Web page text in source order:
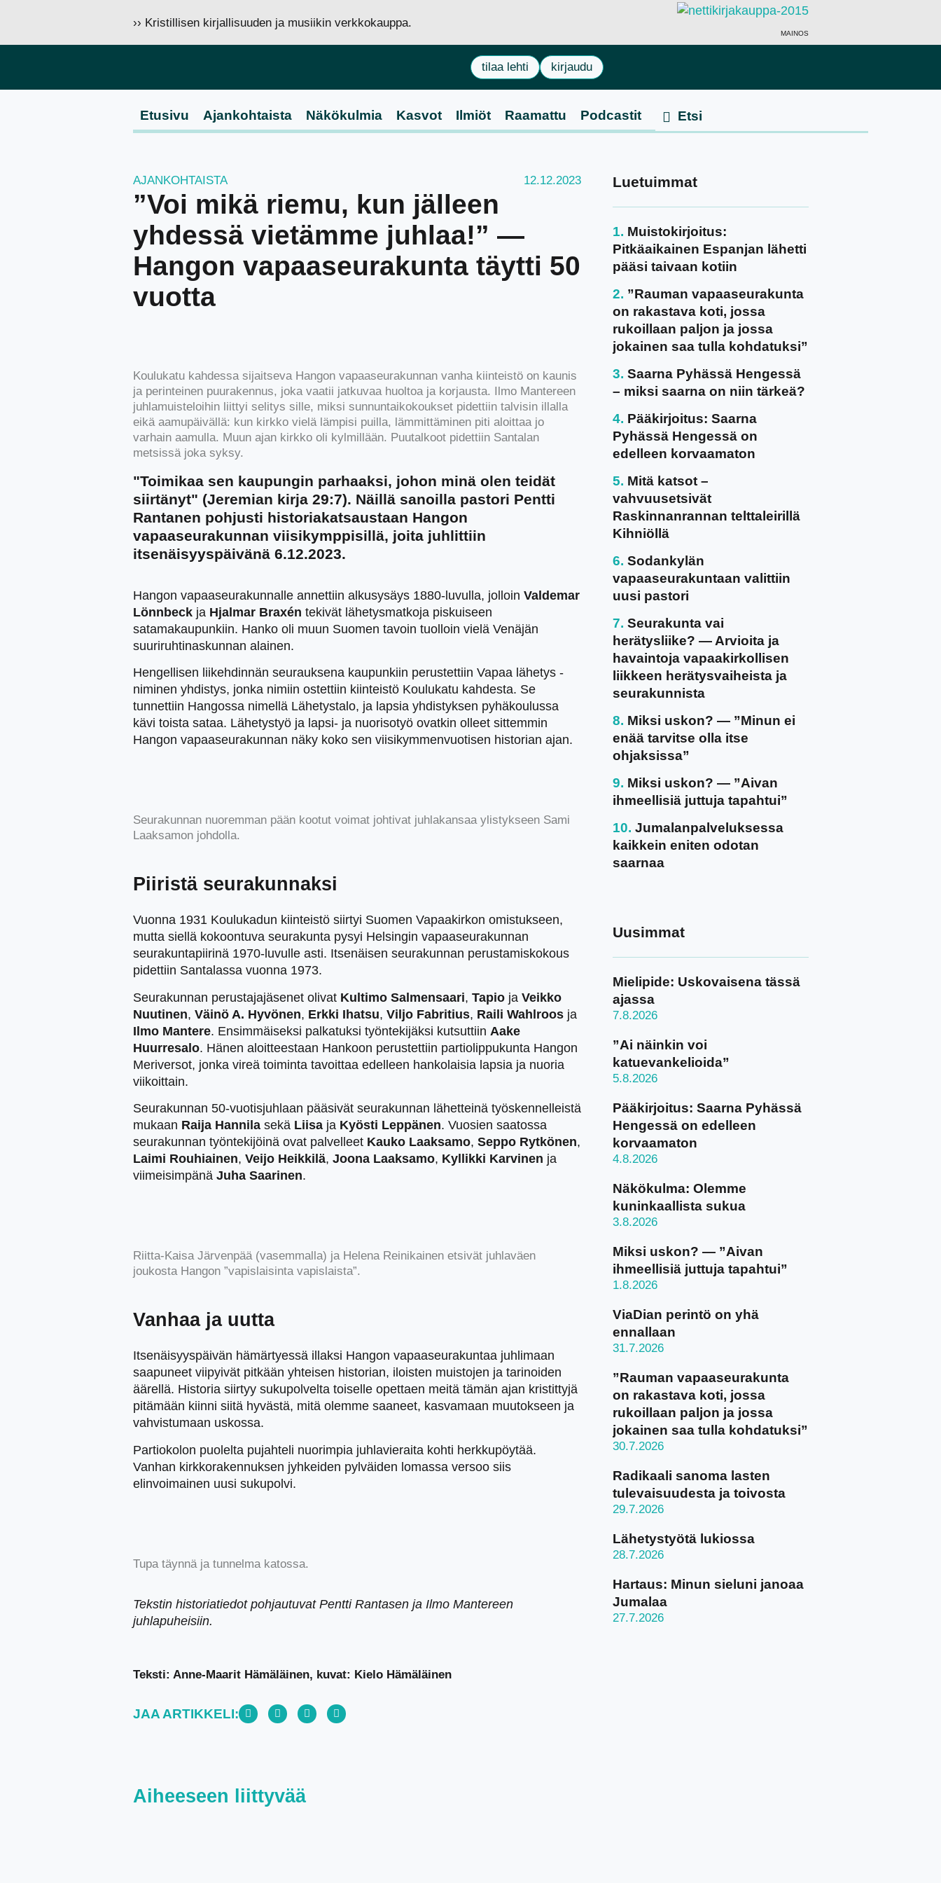
›› Kristillisen kirjallisuuden ja musiikin verkkokauppa.
MAINOS
tilaa lehti kirjaudu
Etusivu Ajankohtaista Näkökulmia Kasvot Ilmiöt Raamattu Podcastit
AJANKOHTAISTA 12.12.2023
”Voi mikä riemu, kun jälleen
yhdessä vietämme juhlaa!” —
Hangon vapaaseurakunta täytti 50
vuotta
Koulukatu kahdessa sijaitseva Hangon vapaaseurakunnan vanha kiinteistö on kaunis
ja perinteinen puurakennus, joka vaatii jatkuvaa huoltoa ja korjausta. Ilmo Mantereen
juhlamuisteloihin liittyi selitys sille, miksi sunnuntaikokoukset pidettiin talvisin illalla
eikä aamupäivällä: kun kirkko vielä lämpisi puilla, lämmittäminen piti aloittaa jo
varhain aamulla. Muun ajan kirkko oli kylmillään. Puutalkoot pidettiin Santalan
metsissä joka syksy.
"Toimikaa sen kaupungin parhaaksi, johon minä olen teidät
siirtänyt" (Jeremian kirja 29:7). Näillä sanoilla pastori Pentti
Rantanen pohjusti historiakatsaustaan Hangon
vapaaseurakunnan viisikymppisillä, joita juhlittiin
itsenäisyyspäivänä 6.12.2023.
Hangon vapaaseurakunnalle annettiin alkusysäys 1880-luvulla, jolloin Valdemar
Lönnbeckja Hjalmar Braxén tekivät lähetysmatkoja piskuiseen
satamakaupunkiin. Hanko oli muun Suomen tavoin tuolloin vielä Venäjän
suuriruhtinaskunnan alainen.
Hengellisen liikehdinnän seurauksena kaupunkiin perustettiin Vapaa lähetys -
niminen yhdistys, jonka nimiin ostettiin kiinteistö Koulukatu kahdesta. Se
tunnettiin Hangossa nimellä Lähetystalo, ja lapsia yhdistyksen pyhäkoulussa
kävi toista sataa. Lähetystyö ja lapsi- ja nuorisotyö ovatkin olleet sittemmin
Hangon vapaaseurakunnan näky koko sen viisikymmenvuotisen historian ajan.
Seurakunnan nuoremman pään kootut voimat johtivat juhlakansaa ylistykseen Sami
Laaksamon johdolla.
Piiristä seurakunnaksi
Vuonna 1931 Koulukadun kiinteistö siirtyi Suomen Vapaakirkon omistukseen,
mutta siellä kokoontuva seurakunta pysyi Helsingin vapaaseurakunnan
seurakuntapiirinä 1970-luvulle asti. Itsenäisen seurakunnan perustamiskokous
pidettiin Santalassa vuonna 1973.
Seurakunnan perustajajäsenet olivat Kultimo Salmensaari, Tapio jaVeikko
Nuutinen, Väinö A. Hyvönen, Erkki Ihatsu, Viljo Fabritius, Raili Wahlroosja
Ilmo Mantere. Ensimmäiseksi palkatuksi työntekijäksi kutsuttiin Aake
Huurresalo. Hänen aloitteestaan Hankoon perustettiin partiolippukunta Hangon
Meriversot, jonka vireä toiminta tavoittaa edelleen hankolaisia lapsia ja nuoria
viikoittain.
Seurakunnan 50-vuotisjuhlaan pääsivät seurakunnan lähetteinä työskennelleistä
mukaan Raija Hannila sekä Liisaja Kyösti Leppänen. Vuosien saatossa
seurakunnan työntekijöinä ovat palvelleet Kauko Laaksamo, Seppo Rytkönen,
Laimi Rouhiainen, Veijo Heikkilä, Joona Laaksamo, Kyllikki Karvinen ja
viimeisimpänä Juha Saarinen.
Riitta-Kaisa Järvenpää (vasemmalla) ja Helena Reinikainen etsivät juhlaväen
joukosta Hangon ”vapislaisinta vapislaista”.
Vanhaa ja uutta
Itsenäisyyspäivän hämärtyessä illaksi Hangon vapaaseurakuntaa juhlimaan
saapuneet viipyivät pitkään yhteisen historian, iloisten muistojen ja tarinoiden
äärellä. Historia siirtyy sukupolvelta toiselle opettaen meitä tämän ajan kristittyjä
pitämään kiinni siitä hyvästä, mitä olemme saaneet, kasvamaan muutokseen ja
vahvistumaan uskossa.
Partiokolon puolelta pujahteli nuorimpia juhlavieraita kohti herkkupöytää.
Vanhan kirkkorakennuksen jyhkeiden pylväiden lomassa versoo siis
elinvoimainen uusi sukupolvi.
Tupa täynnä ja tunnelma katossa.
Tekstin historiatiedot pohjautuvat Pentti Rantasen ja Ilmo Mantereen
juhlapuheisiin.
Teksti: Anne-Maarit Hämäläinen, kuvat: Kielo Hämäläinen
JAA ARTIKKELI:
Aiheeseen liittyvää
Luetuimmat
Muistokirjoitus:
Pitkäaikainen Espanjan lähetti
pääsi taivaan kotiin
”Rauman vapaaseurakunta
on rakastava koti, jossa
rukoillaan paljon ja jossa
jokainen saa tulla kohdatuksi”
Saarna Pyhässä Hengessä
– miksi saarna on niin tärkeä?
Pääkirjoitus: Saarna
Pyhässä Hengessä on
edelleen korvaamaton
Mitä katsot –
vahvuusetsivät
Raskinnanrannan telttaleirillä
Kihniöllä
Sodankylän
vapaaseurakuntaan valittiin
uusi pastori
Seurakunta vai
herätysliike? — Arvioita ja
havaintoja vapaakirkollisen
liikkeen herätysvaiheista ja
seurakunnista
Miksi uskon? — ”Minun ei
enää tarvitse olla itse
ohjaksissa”
Miksi uskon? — ”Aivan
ihmeellisiä juttuja tapahtui”
Jumalanpalveluksessa
kaikkein eniten odotan
saarnaa
Uusimmat
Mielipide: Uskovaisena tässä
ajassa
7.8.2026
”Ai näinkin voi
katuevankelioida”
5.8.2026
Pääkirjoitus: Saarna Pyhässä
Hengessä on edelleen
korvaamaton
4.8.2026
Näkökulma: Olemme
kuninkaallista sukua
3.8.2026
Miksi uskon? — ”Aivan
ihmeellisiä juttuja tapahtui”
1.8.2026
ViaDian perintö on yhä
ennallaan
31.7.2026
”Rauman vapaaseurakunta
on rakastava koti, jossa
rukoillaan paljon ja jossa
jokainen saa tulla kohdatuksi”
30.7.2026
Radikaali sanoma lasten
tulevaisuudesta ja toivosta
29.7.2026
Lähetystyötä lukiossa
28.7.2026
Hartaus: Minun sieluni janoaa
Jumalaa
27.7.2026